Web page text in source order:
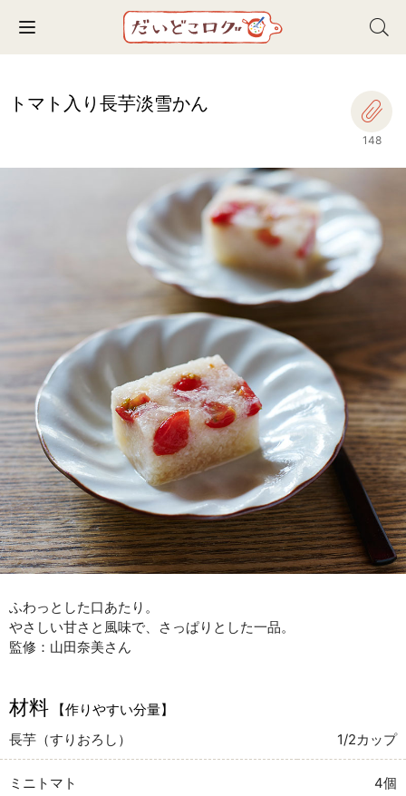
Toggle navigation
トマト入り長芋淡雪かん
148
ふわっとした口あたり。
やさしい甘さと風味で、さっぱりとした一品。
監修：山田奈美さん
材料
【作りやすい分量】
長芋（すりおろし）
1/2カップ
ミニトマト 4個